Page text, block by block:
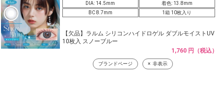
DIA: 14.5mm
着色: 13.8mm
BC 8.7mm
1箱 10枚入り
【欠品】ラルム シリコンハイドロゲル ダブルモイストUV
10枚入 スノーブルー
1,760 円（税込）
ブランドページ 非表示